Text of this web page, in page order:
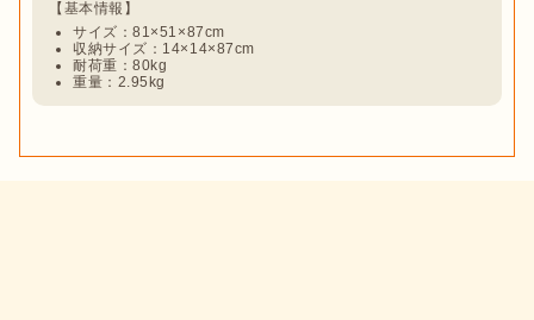
サイズ：81×51×87cm
収納サイズ：14×14×87cm
耐荷重：80kg
重量：2.95kg